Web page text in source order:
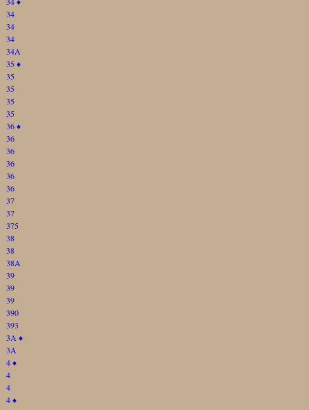
34
34
34
34A
35♦
35
35
35
35
36♦
36
36
36
36
36
37
37
375
38
38
38A
39
39
39
390
393
3A ♦
3A
4♦
4
4
4♦